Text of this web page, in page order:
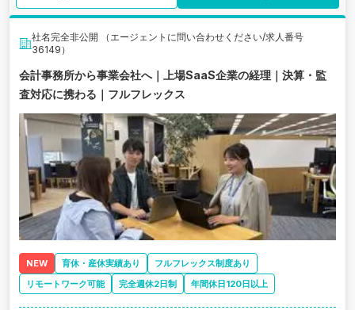
社名完全非公開 （エージェントに問い合わせください/求人番号
36149）
会計事務所から事業会社へ｜上場SaaS企業の経理｜決算・監
査対応に携わる｜フルフレックス
NEW 育休・産休実績あり
フルフレックス制度あり
リモートワーク可能
完全週休2日制 年間休日120日以上